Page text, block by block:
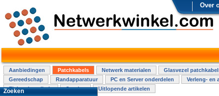
Over
Aanbiedingen Patchkabels Netwerk materialen
Glasvezel
Gereedschap
Randapparatuur PC en Server onderdelen
Verleng- en
Elektra installatie
Overige Uitlopende artikelen
Zoeken